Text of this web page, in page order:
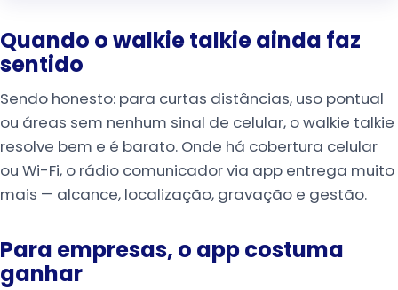
Quando o walkie talkie ainda faz
sentido
Sendo honesto: para curtas distâncias, uso pontual
ou áreas sem nenhum sinal de celular, o walkie talkie
resolve bem e é barato. Onde há cobertura celular
ou Wi-Fi, o rádio comunicador via app entrega muito
mais — alcance, localização, gravação e gestão.
Para empresas, o app costuma
ganhar